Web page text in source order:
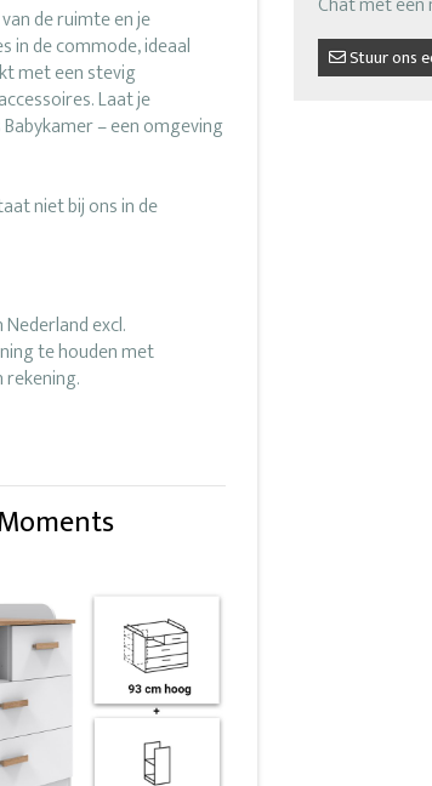
de ruimte en je
in de commode, ideaal
met een stevig
Laat je
– een omgeving
niet bij ons in de
excl.
te houden met
Stuur ons